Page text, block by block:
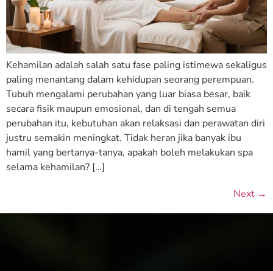
Kehamilan adalah salah satu fase paling istimewa sekaligus
paling menantang dalam kehidupan seorang perempuan.
Tubuh mengalami perubahan yang luar biasa besar, baik
secara fisik maupun emosional, dan di tengah semua
perubahan itu, kebutuhan akan relaksasi dan perawatan diri
justru semakin meningkat. Tidak heran jika banyak ibu
hamil yang bertanya-tanya, apakah boleh melakukan spa
selama kehamilan? […]
Next →